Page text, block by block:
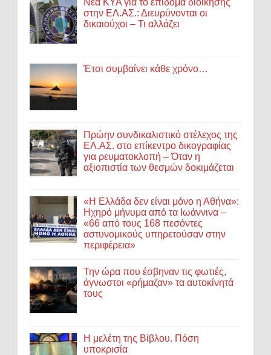
Νέα ΚΥΑ για το επίδομα διοίκησης
στην ΕΛ.ΑΣ.: Διευρύνονται οι
δικαιούχοι – Τι αλλάζει
Έτσι συμβαίνει κάθε χρόνο…
Πρώην συνδικαλιστικό στέλεχος της
ΕΛ.ΑΣ. στο επίκεντρο δικογραφίας
για ρευματοκλοπή – Όταν η
αξιοπιστία των θεσμών δοκιμάζεται
«Η Ελλάδα δεν είναι μόνο η Αθήνα»:
Ηχηρό μήνυμα από τα Ιωάννινα –
«66 από τους 168 πεσόντες
αστυνομικούς υπηρετούσαν στην
περιφέρεια»
Την ώρα που έσβηναν τις φωτιές,
άγνωστοι «ρήμαζαν» τα αυτοκίνητά
τους
Η μελέτη της Βίβλου. Πόση
υποκρισία